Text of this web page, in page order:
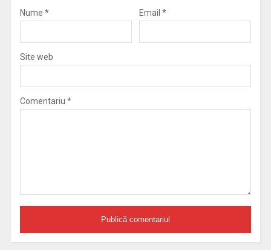
Nume * Email *
Site web
Comentariu *